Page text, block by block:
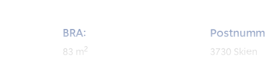
BRA:
83 m2 3730 Skien